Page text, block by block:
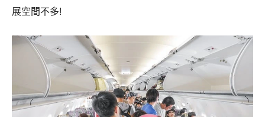
展空間不多!